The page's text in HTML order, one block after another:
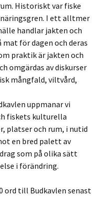
Historiskt var fiske
I ett alltmer
handlar jakten och
för dagen och deras
praktik är jakten och
omgärdas av diskurser
mångfald, viltvård,
uppmanar vi
fiskets kulturella
platser och rum, i nutid
en bred palett av
som på olika sätt
i förändring.
ord till Budkavlen senast